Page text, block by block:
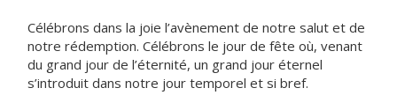
Célébrons dans la joie l’avènement de notre salut et de
notre rédemption. Célébrons le jour de fête où, venant
du grand jour de l’éternité, un grand jour éternel
s’introduit dans notre jour temporel et si bref.